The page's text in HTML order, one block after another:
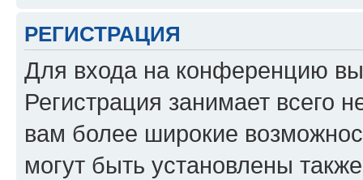
РЕГИСТРАЦИЯ
Для входа на конференцию
Регистрация занимает всего
вам более широкие
могут быть установлены